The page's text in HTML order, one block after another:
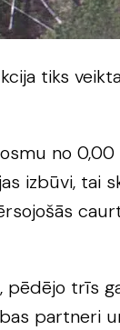
tiks
no
izbūvi, tai
trīs
partneri